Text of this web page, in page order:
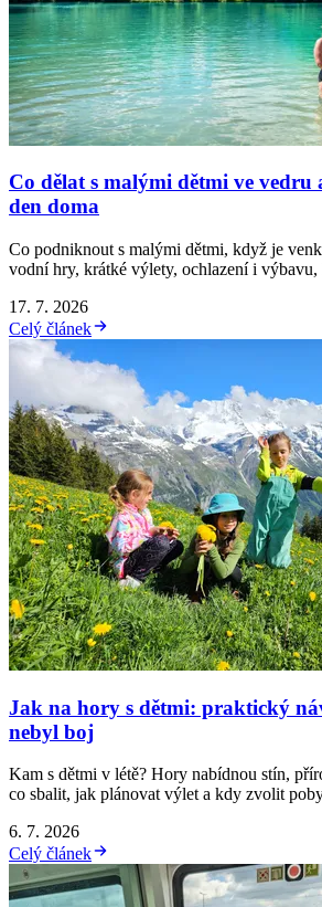
Co dělat s malými dětmi ve vedru
den doma
Co podniknout s malými dětmi, když je
vodní hry, krátké výlety, ochlazení i výbavu,
17. 7. 2026
Celý článek
Jak na hory s dětmi: praktický
nebyl boj
Kam s dětmi v létě? Hory nabídnou stín,
co sbalit, jak plánovat výlet a kdy zvolit
6. 7. 2026
Celý článek